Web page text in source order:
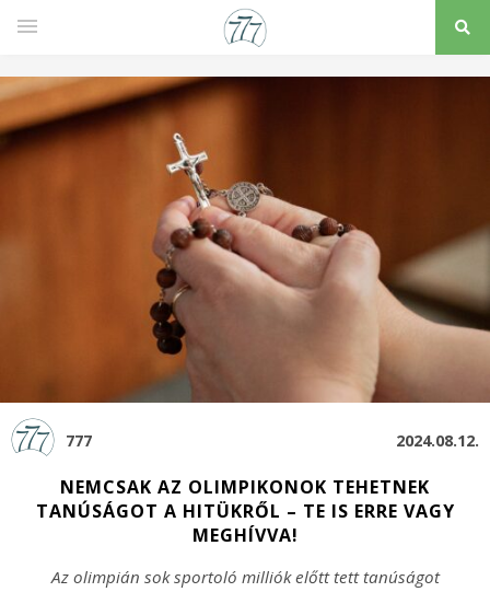
777 2024.08.12.
NEMCSAK AZ OLIMPIKONOK TEHETNEK
TANÚSÁGOT A HITÜKRŐL – TE IS ERRE VAGY
MEGHÍVVA!
Az olimpián sok sportoló milliók előtt tett tanúságot